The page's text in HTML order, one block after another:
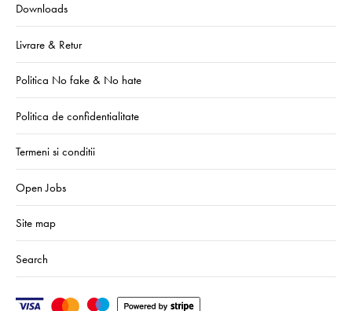
Downloads
Livrare & Retur
Politica No fake & No hate
Politica de confidentialitate
Termeni si conditii
Open Jobs
Site map
Search